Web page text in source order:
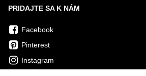
PRIDAJTE SA K NÁM
Facebook
Pinterest
Instagram